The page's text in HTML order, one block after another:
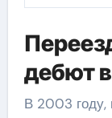
дебют
В 2003 году,